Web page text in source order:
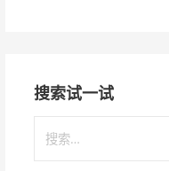
搜索试一试
索